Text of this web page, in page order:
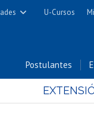
Cs. Físicas y Matemáticas
Químicas y Farmacéuticas
U-Cursos
Postulantes